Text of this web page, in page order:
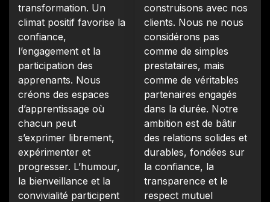
transformation. Un
climat positif favorise la
confiance,
l’engagement et la
participation des
apprenants. Nous
créons des espaces
d’apprentissage où
chacun peut
s’exprimer librement,
expérimenter et
progresser. L’humour,
la bienveillance et la
convivialité participent
construisons avec nos
clients. Nous ne nous
considérons pas
comme de simples
prestataires, mais
comme de véritables
partenaires engagés
dans la durée. Notre
ambition est de bâtir
des relations solides et
durables, fondées sur
la confiance, la
transparence et le
respect mutuel